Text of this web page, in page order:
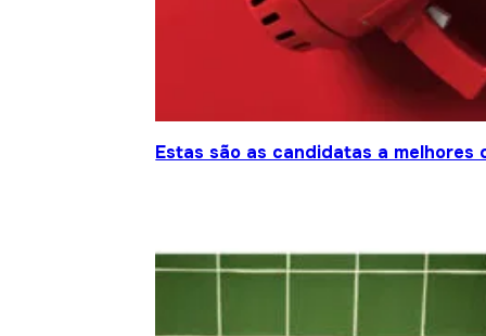
Estas são as candidatas a melhores